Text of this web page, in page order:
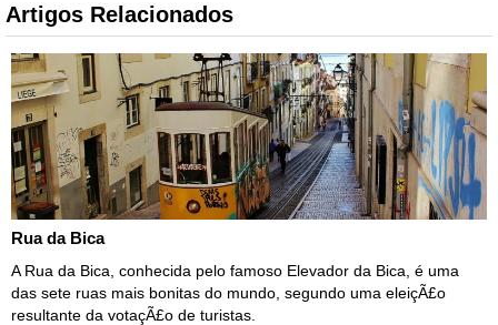
Artigos Relacionados
Rua da Bica
A Rua da Bica, conhecida pelo famoso Elevador da Bica, é uma
das sete ruas mais bonitas do mundo, segundo uma eleiçÃ£o
resultante da votaçÃ£o de turistas.